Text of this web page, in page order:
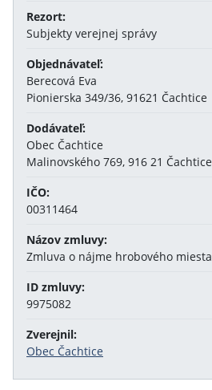
Rezort:
Subjekty verejnej správy
Objednávateľ:
Berecová Eva
Pionierska 349/36, 91621 Čachtice
Dodávateľ:
Obec Čachtice
Malinovského 769, 916 21 Čachtice
IČO:
00311464
Názov zmluvy:
Zmluva o nájme hrobového miesta
ID zmluvy:
9975082
Zverejnil:
Obec Čachtice